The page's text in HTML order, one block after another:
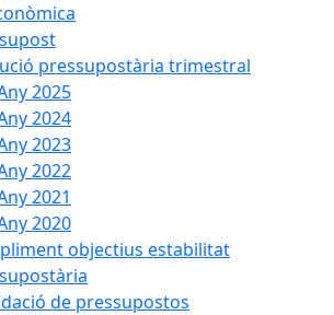
pressupostària trimestral
2025
2024
2023
2022
2021
2020
objectius estabilitat
de pressupostos